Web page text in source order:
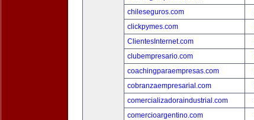
chileseguros.com
clickpymes.com
ClientesInternet.com
clubempresario.com
coachingparaempresas.com
cobranzaempresarial.com
comercializadoraindustrial.com
comercioargentino.com